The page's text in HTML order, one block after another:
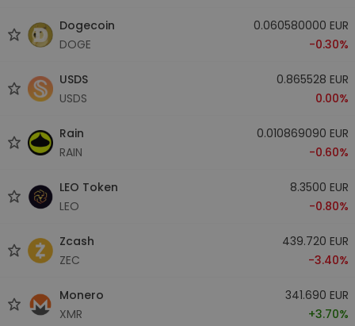
Dogecoin
DOGE
0.060580000 EUR
-0.30%
USDS
USDS
0.865528 EUR
0.00%
Rain
RAIN
0.010869090 EUR
-0.60%
LEO Token
LEO
8.3500 EUR
-0.80%
Zcash
ZEC
439.720 EUR
-3.40%
Monero
XMR
341.690 EUR
+3.70%